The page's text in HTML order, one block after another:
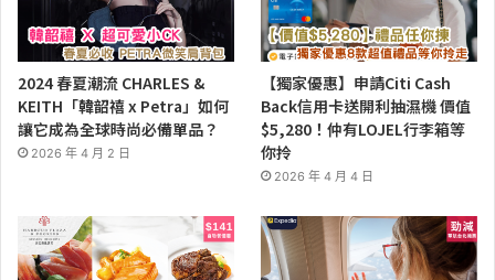
2024 春夏潮流 CHARLES &
KEITH「韓韶禧 x Petra」如何
讓它成為全球時尚必備單品？
2026 年 4 月 2 日
【獨家優惠】申請Citi Cash
Back信用卡送開利抽濕機 價值
$5,280！仲有LOJEL行李箱等
你拎
2026 年 4 月 4 日